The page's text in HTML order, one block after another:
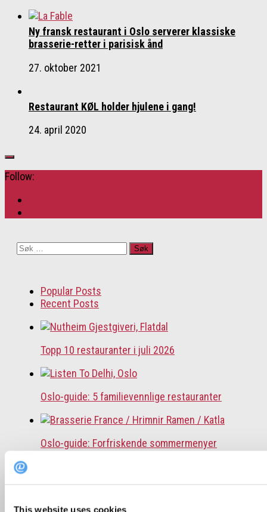
This website uses cookies
Ny fransk restaurant i Oslo serverer klassiske
brasserie-retter i parisisk ånd
27. oktober 2021
Restaurant KØL holder hjulene i gang!
24. april 2020
Follow:
Søk
Popular Posts
Recent Posts
Topp 10 restauranter i juli 2026
Oslo-guide: 5 familievennlige restauranter
Oslo-guide: Forfriskende sommermenyer